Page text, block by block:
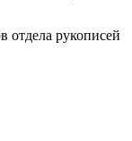
отдела рукописей